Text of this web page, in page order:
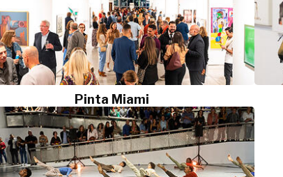
Pinta Miami